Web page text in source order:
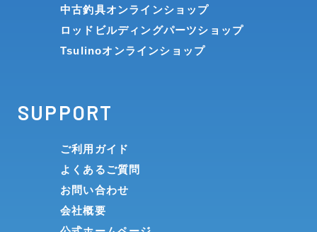
中古釣具オンラインショップ
ロッドビルディングパーツショップ
Tsulinoオンラインショップ
SUPPORT
ご利用ガイド
よくあるご質問
お問い合わせ
会社概要